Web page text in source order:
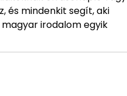
és mindenkit segít, aki
irodalom egyik